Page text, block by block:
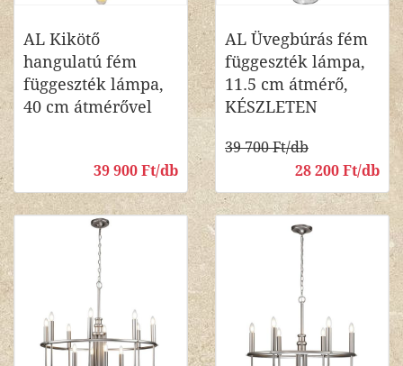
AL Kikötő
hangulatú fém
függeszték lámpa,
40 cm átmérővel
39 900 Ft/db
AL Üvegbúrás fém
függeszték lámpa,
11.5 cm átmérő,
KÉSZLETEN
39 700 Ft/db
28 200 Ft/db